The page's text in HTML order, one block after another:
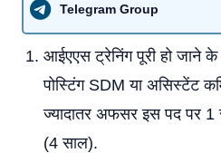
Telegram Group
आईएएस ट्रेनिंग पूरी हो जाने
पोस्टिंग SDM या असिस्टेंट
ज्यादातर अफसर इस पद पर
(4 साल).